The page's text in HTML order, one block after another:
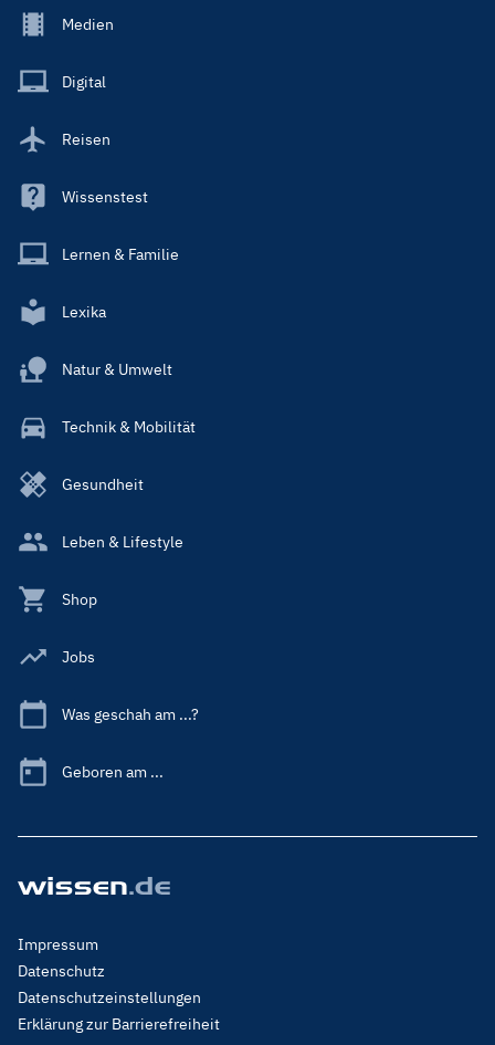
Footer
Main
Medien
Digital
Reisen
Wissenstest
Lernen & Familie
Lexika
Natur & Umwelt
Technik & Mobilität
Gesundheit
Leben & Lifestyle
Shop
Jobs
Was geschah am ...?
Geboren am ...
Footer
Menu
Legal
Impressum
Datenschutz
Datenschutzeinstellungen
Erklärung zur Barrierefreiheit